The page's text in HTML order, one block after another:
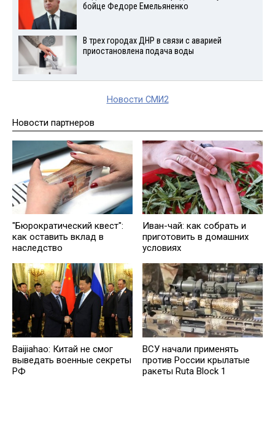
бойце Федоре Емельяненко
В трех городах ДНР в связи с аварией
приостановлена подача воды
Новости СМИ2
Новости партнеров
"Бюрократический квест":
как оставить вклад в
наследство
Иван-чай: как собрать и
приготовить в домашних
условиях
Baijiahao: Китай не смог
выведать военные секреты
РФ
ВСУ начали применять
против России крылатые
ракеты Ruta Block 1